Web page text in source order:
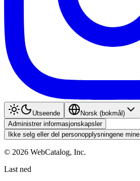
Utseende
Norsk (bokmål)
Administrer informasjonskapsler
Ikke selg eller del personopplysningene mine
© 2026 WebCatalog, Inc.
Last ned